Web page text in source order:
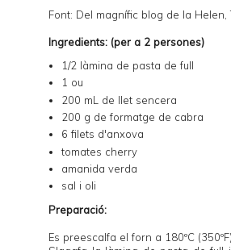
Font: Del magnífic blog de la Helen,
Ingredients: (per a 2 persones)
1/2 làmina de pasta de full
1 ou
200 mL de llet sencera
200 g de formatge de cabra
6 filets d'anxova
tomates cherry
amanida verda
sal i oli
Preparació:
Es preescalfa el forn a 180ºC (350ºF).